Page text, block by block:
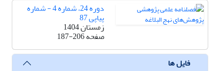
دوره 24، شماره 4 - شماره
پیاپی 87
زمستان 1404
صفحه187-206
فایل ها